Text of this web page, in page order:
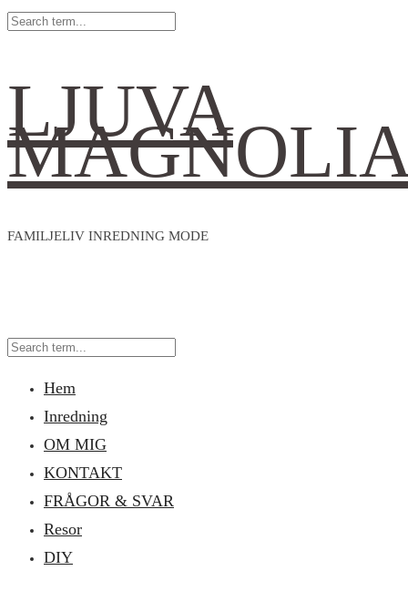
LJUVA
FAMILJELIV INREDNING MODE
Hem
Inredning
OM MIG
KONTAKT
FRÅGOR & SVAR
Resor
DIY